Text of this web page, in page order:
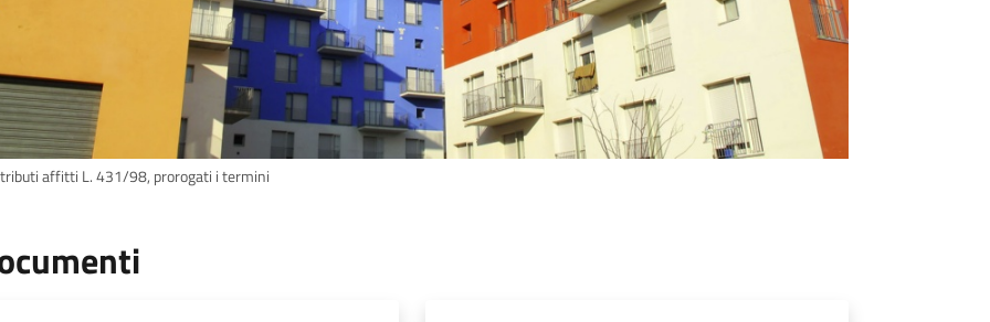
affitti L. 431/98, prorogati i termini